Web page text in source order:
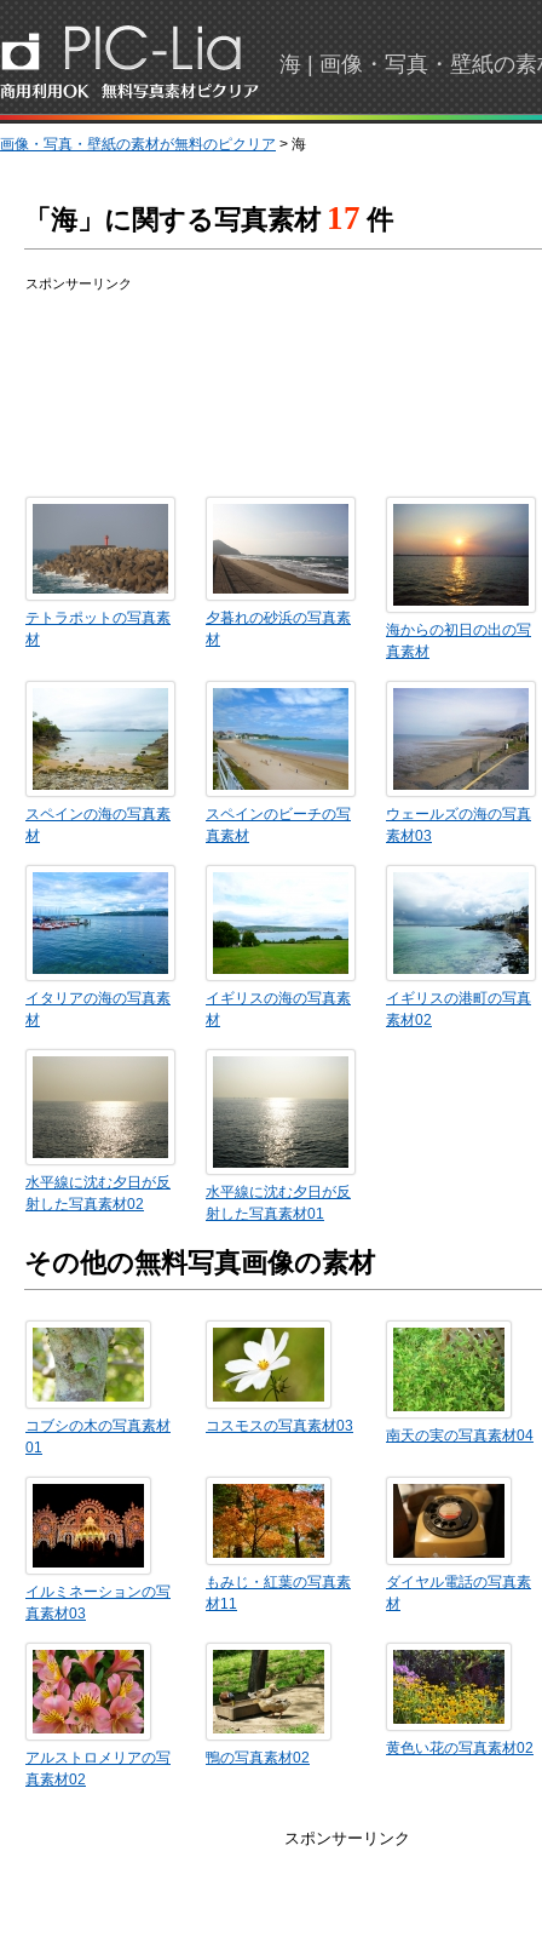
海 | 画像・写真・壁紙の
画像・写真・壁紙の素材が無料のピクリア > 海
「海」に関する写真素材 17 件
スポンサーリンク
テトラポットの写真素
材
夕暮れの砂浜の写真素
材
海からの初日の出の写
真素材
スペインの海の写真素
材
スペインのビーチの写
真素材
ウェールズの海の写真
素材03
イタリアの海の写真素
材
イギリスの海の写真素
材
イギリスの港町の写真
素材02
水平線に沈む夕日が反
射した写真素材02
水平線に沈む夕日が反
射した写真素材01
その他の無料写真画像の素材
コブシの木の写真素材
01
コスモスの写真素材03
南天の実の写真素材04
イルミネーションの写
真素材03
もみじ・紅葉の写真素
材11
ダイヤル電話の写真素
材
アルストロメリアの写
真素材02
鴨の写真素材02
黄色い花の写真素材02
スポンサーリンク